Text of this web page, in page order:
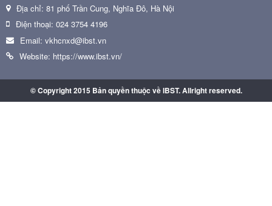
Địa chỉ: 81 phố Trần Cung, Nghĩa Đô, Hà Nội
Điện thoại: 024 3754 4196
Email: vkhcnxd@ibst.vn
Website: https://www.ibst.vn/
© Copyright 2015 Bản quyền thuộc về IBST. Allright reserved.